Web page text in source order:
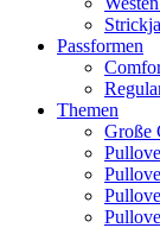
Passformen
Themen
Große